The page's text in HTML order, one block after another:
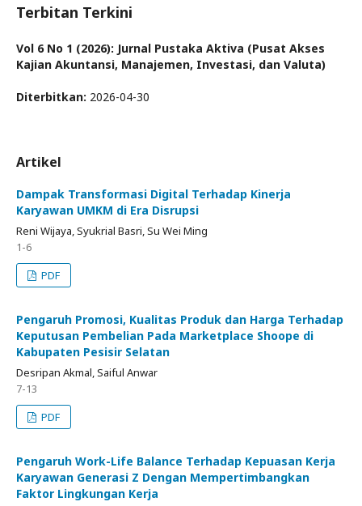
Terbitan Terkini
Vol 6 No 1 (2026): Jurnal Pustaka Aktiva (Pusat Akses
Kajian Akuntansi, Manajemen, Investasi, dan Valuta)
Diterbitkan: 2026-04-30
Artikel
Dampak Transformasi Digital Terhadap Kinerja
Karyawan UMKM di Era Disrupsi
Reni Wijaya, Syukrial Basri, Su Wei Ming
1-6
PDF
Pengaruh Promosi, Kualitas Produk dan Harga Terhadap
Keputusan Pembelian Pada Marketplace Shoope di
Kabupaten Pesisir Selatan
Desripan Akmal, Saiful Anwar
7-13
PDF
Pengaruh Work-Life Balance Terhadap Kepuasan Kerja
Karyawan Generasi Z Dengan Mempertimbangkan
Faktor Lingkungan Kerja